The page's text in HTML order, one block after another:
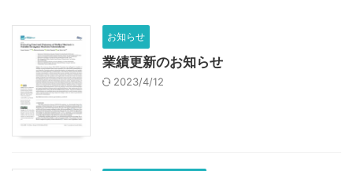
お知らせ
業績更新のお知らせ
2023/4/12